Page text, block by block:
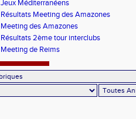
Jeux Méditerranéens
Résultats Meeting des Amazones
Meeting des Amazones
Résultats 2ème tour interclubs
Meeting de Reims